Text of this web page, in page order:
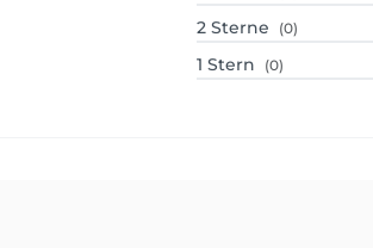
2 Sterne (0)
1 Stern (0)